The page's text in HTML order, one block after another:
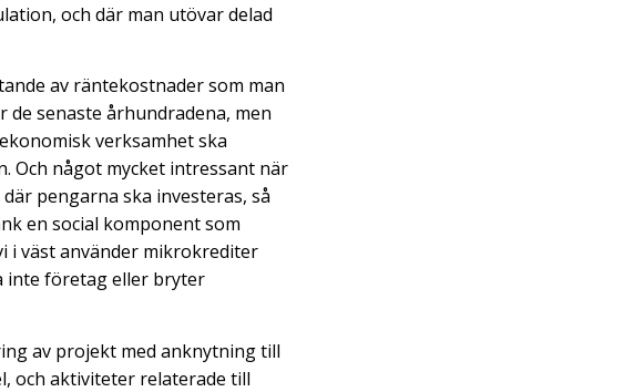
och där man utövar delad
av räntekostnader som man
senaste århundradena, men
verksamhet ska
Och något mycket intressant när
pengarna ska investeras, så
en social komponent som
i väst använder mikrokrediter
inte företag eller bryter
av projekt med anknytning till
och aktiviteter relaterade till